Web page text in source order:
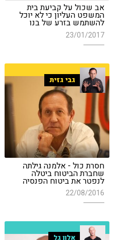
אב שכול על קביעת בית
המשפט העליון כי לא יוכל
להשתמש בזרע של בנו
23/01/2017
גבי גזית
חסרת כול - אלמנה גילתה
שחברת הביטוח ביטלה
לנפטר את ביטוח הפנסיה
22/08/2016
אלון גל